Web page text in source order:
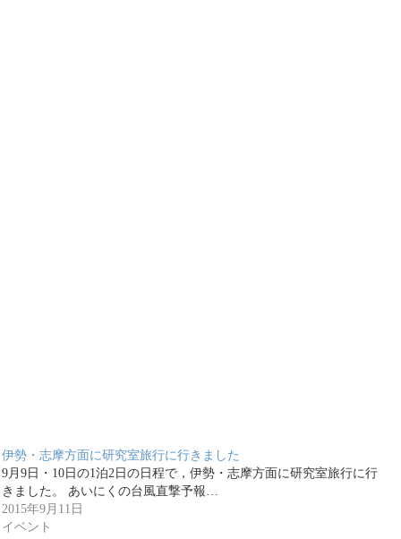
伊勢・志摩方面に研究室旅行に行きました
9月9日・10日の1泊2日の日程で，伊勢・志摩方面に研究室旅行に行
きました。 あいにくの台風直撃予報…
2015年9月11日
イベント